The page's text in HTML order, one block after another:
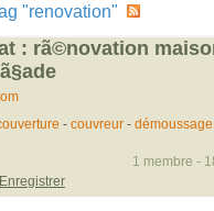
"renovation"
: rã©novation
- couvreur- démoussage
Enregistrer
1 membre -